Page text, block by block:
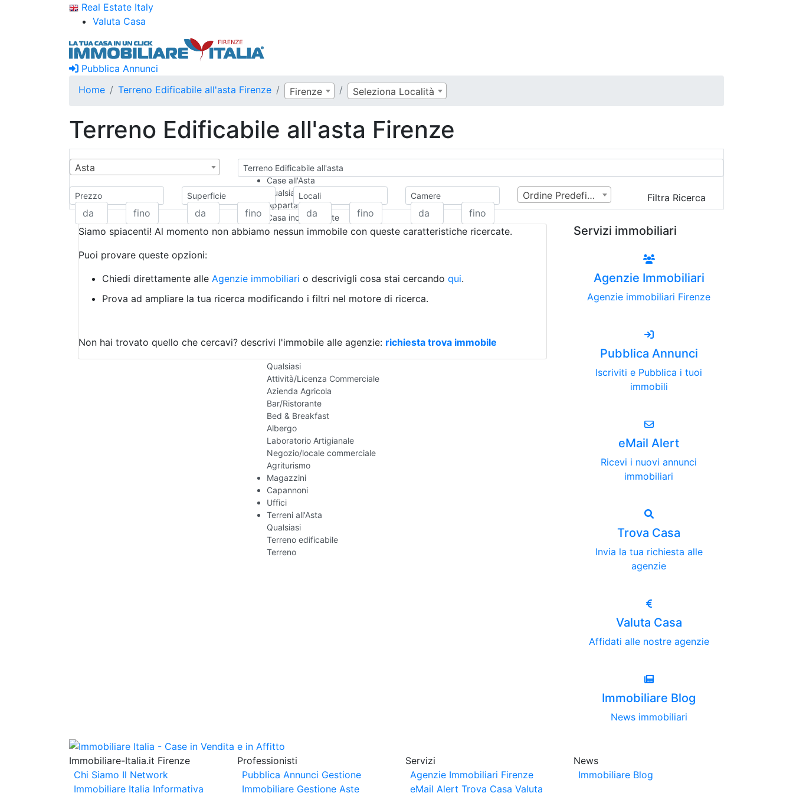
Real Estate Italy
Valuta Casa
Pubblica Annunci
Home
Terreno Edificabile all'asta Firenze Firenze Seleziona Località
Terreno Edificabile all'asta Firenze
Asta
Terreno Edificabile all'asta
Case all'Asta
Qualsiasi
Appartamento
Casa indipendente
Casa Semi-indipendente
Rustico/Casale
Camera d'Albergo
Box/Garage
Qualsiasi
Attività/Licenza Commerciale
Azienda Agricola
Bar/Ristorante
Bed & Breakfast
Albergo
Laboratorio Artigianale
Negozio/locale commerciale
Agriturismo
Magazzini
Capannoni
Uffici
Terreni all'Asta
Qualsiasi
Terreno edificabile
Terreno
Prezzo Superficie Locali Camere Ordine Predefinito Filtra Ricerca
Siamo spiacenti! Al momento non abbiamo nessun immobile con queste caratteristiche ricercate.
Puoi provare queste opzioni:
Chiedi direttamente alle Agenzie immobiliari o descrivigli cosa stai cercando qui.
Prova ad ampliare la tua ricerca modificando i filtri nel motore di ricerca.
Non hai trovato quello che cercavi? descrivi l'immobile alle agenzie: richiesta trova immobile
Servizi immobiliari
Agenzie Immobiliari
Agenzie immobiliari Firenze
Pubblica Annunci
Iscriviti e Pubblica i tuoi
immobili
eMail Alert
Ricevi i nuovi annunci
immobiliari
Trova Casa
Invia la tua richiesta alle
agenzie
Valuta Casa
Affidati alle nostre agenzie
Immobiliare Blog
News immobiliari
Immobiliare-Italia.it Firenze
Chi Siamo Il Network
Immobiliare Italia Informativa
Professionisti
Pubblica Annunci Gestione
Immobiliare Gestione Aste
Servizi
Agenzie Immobiliari Firenze
eMail Alert Trova Casa Valuta
News
Immobiliare Blog